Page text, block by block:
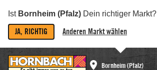
Ist Bornheim (Pfalz) Dein richtiger Markt?
JA, RICHTIG Anderen Markt wählen
Bornheim (Pfalz)